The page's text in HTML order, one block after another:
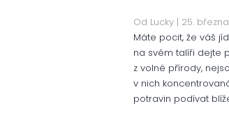
Od Lucky | 25.
Máte pocit, že váš
na svém talíři dejte
z volné přírody,
v nich
potravin podívat